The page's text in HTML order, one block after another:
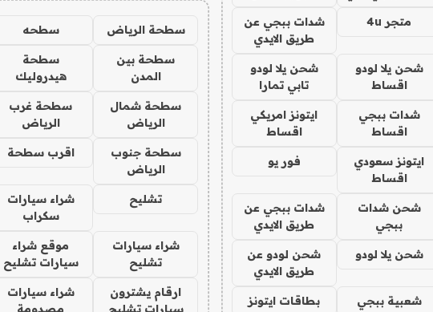
متجر 4u
شدات ببجي عن
طريق الايدي
شحن يلا لودو
اقساط
شحن يلا لودو
تابي تمارا
شدات ببجي
اقساط
ايتونز امريكي
اقساط
ايتونز سعودي
اقساط
فور يو
شحن شدات
ببجي
شدات ببجي عن
طريق الايدي
شحن يلا لودو
شحن لودو عن
طريق الايدي
شعبية ببجي بطاقات ايتونز
سطحة الرياض سطحه
سطحة بين
المدن
سطحة
هيدروليك
سطحة شمال
الرياض
سطحة غرب
الرياض
سطحة جنوب
الرياض
اقرب سطحة
تشليح
شراء سيارات
سكراب
شراء سيارات
تشليح
موقع شراء
سيارات تشليح
ارقام يشترون
سيارات تشليح
شراء سيارات
مصدومة